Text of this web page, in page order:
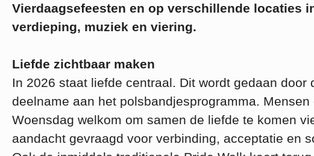
Vierdaagsefeesten en op verschillende locaties
verdieping, muziek en viering.
Liefde zichtbaar maken
In 2026 staat liefde centraal. Dit wordt gedaan
deelname aan het polsbandjesprogramma.
Woensdag welkom om samen de liefde te komen
aandacht gevraagd voor verbinding, acceptatie en